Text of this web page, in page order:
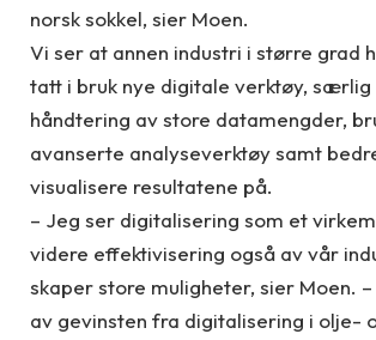
norsk sokkel, sier Moen.
Vi ser at annen industri i større grad
tatt i bruk nye digitale verktøy, særlig
håndtering av store datamengder,
avanserte analyseverktøy samt
visualisere resultatene på.
– Jeg ser digitalisering som et
videre effektivisering også av vår
skaper store muligheter, sier Moen.
av gevinsten fra digitalisering i olje-